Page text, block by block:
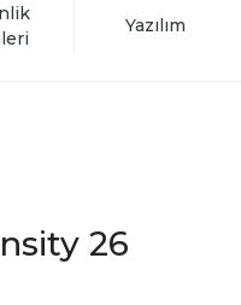
Yazılım
26